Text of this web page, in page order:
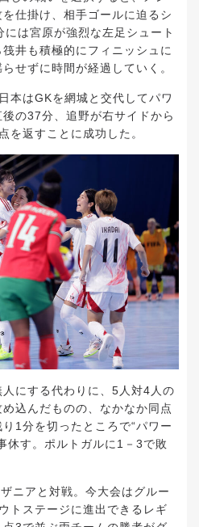
仕掛け、相手ゴールに迫るシ
は宮原が強烈な左足シュート
井も積極的にフィニッシュに
せずに時間が経過していく。
本はGKを網城と交代してパワ
の37分、追野が右サイドから
を返すことに成功した。
にする代わりに、5人対4人の
込んだものの、なかなか同点
1分を切ったところで“パワー
休す。ポルトガルに1－3で敗
ニアと対戦。今大会はグルー
トステージに進出できるレギ